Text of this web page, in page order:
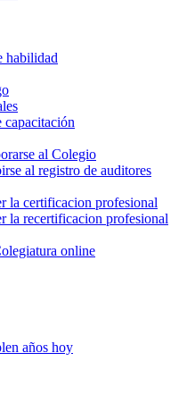
habilidad
al Colegio
al registro de auditores
la certificacion profesional
la recertificacion profesional
online
años hoy